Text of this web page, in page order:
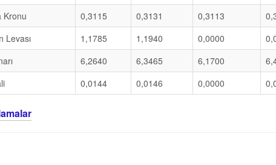
Kronu
0,3115 0,3131 0,3113
Levası
1,1785 1,1940 0,0000
6,2640 6,3465 6,1700
0,0144 0,0146 0,0000